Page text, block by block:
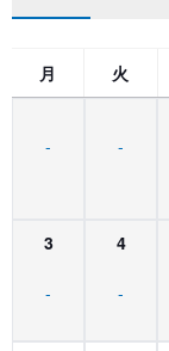
月 火
- -
3
-
4
-